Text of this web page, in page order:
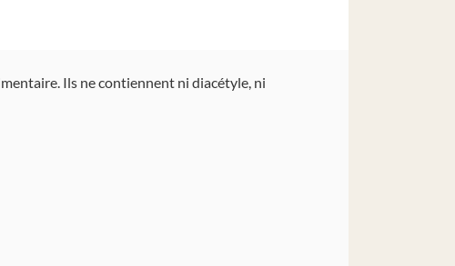
Ils ne contiennent ni diacétyle, ni